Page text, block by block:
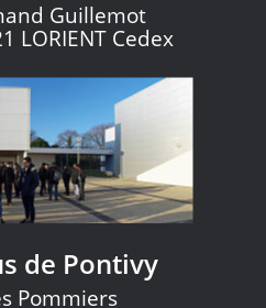
Guillemot
LORIENT Cedex
de Pontivy
Pommiers